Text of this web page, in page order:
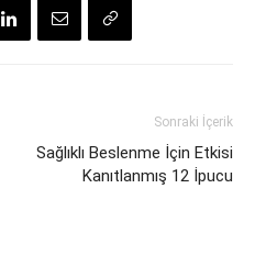
Sonraki İçerik
Sağlıklı Beslenme İçin Etkisi
Kanıtlanmış 12 İpucu